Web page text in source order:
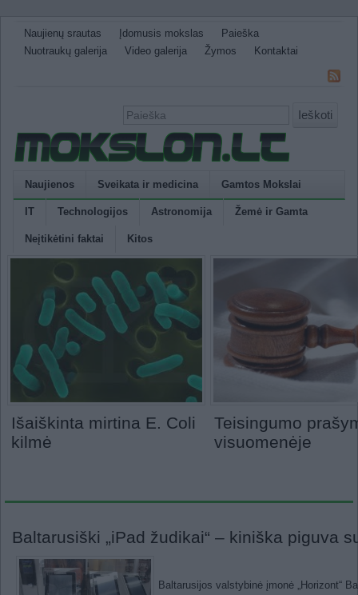
Naujienų srautas Įdomusis mokslas
Paieška
Nuotraukų galerija
Video galerija Žymos Kontaktai
Ieškoti
Naujienos Sveikata ir medicina Gamtos Mokslai
IT Technologijos Astronomija Žemė ir Gamta
Neįtikėtini faktai Kitos
Išaiškinta mirtina E. Coli
kilmė
Teisingumo
visuomenėje
Baltarusiški „iPad žudikai“ – kiniška piguva
Baltarusijos valstybinė įmonė „Horizont“